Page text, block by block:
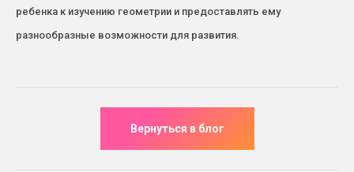
ребенка к изучению геометрии и предоставлять ему
разнообразные возможности для развития.